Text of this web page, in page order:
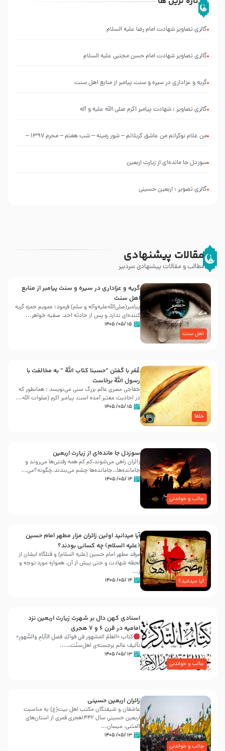
گالری تصاویر شهادت امام رضا علیه السلام
گالری تصاویر شهادت امام حسن مجتبی علیه السلام
گریه و عزاداری در سیره و سنت پیامبر از منابع اهل سنت
گالری تصاویر : شهادت پیامبر اکرم صلی الله علیه و آله
من غلام نوکراتم من عاشق کربلاتم – شور زمینه – شب هفتم – محرم 1397 –
سوزدل جا مانده‌ای از زیارت اربعین
گالری تصویر : اربعین حسینی
مقالات پیشنهادی
مطالب و مقالات پیشنهادی سردبیر
اهل سنت
گریه و عزاداری در سیره و سنت پیامبر از منابع
اهل سنت
پیامبر(صلی‌الله‌علیه‌وآله و سلم) فرمود: عمویم حمزه گریه
کننده‌ای ندارد و پس از حادثه احد، صفیه خواهر...
۱۵ /۰۵/ ۱۴۰۵
خلفا
عُمَر با گفتن “حسبنا كتاب اللّه ” به مخالفت با
رسول اللّه برخاست
خفاجی مصری عالم بزرگ سنی می‌نویسد : همانطور که
در احادیث معتبر آمده است، پیامبر اکرم (صلوات اللّه...
۱۵ /۰۵/ ۱۴۰۵
جالب و خواندنی
سوزدل جا مانده‌ای از زیارت اربعین
زائران راهی می‌شوند،کم‌ کم همه رفتنی‌ها می‌روند و
جامانده‌ها…جامانده‌ها چشم می‌بندند.چگونه؟می‌...
۱۴ /۰۵/ ۱۴۰۵
آیا میدانید؟
آیا میدانید اولین زائران مزار مطهر امام حسین
(علیه السلام) چه کسانی بودند؟
مرقد مطهر امام حسین (علیه السلام) و قتلگاه ایشان از
لحظه شهادت و حتی پیش از آن، همواره مورد توجه و
ز...
۱۴ /۰۵/ ۱۴۰۵
جالب و خواندنی
اسنادی کهن دال بر شهرت زیارت اربعین نزد
امامیه در قرن ۶ و ۷ هجری
کتاب «العَلَمُ المَشهور في فَوائِدِ فَضلِ الأيّامِ وَالشُّهورِ»
تألیف عالم برجسته‌ی اهل‌سنّت…...
۱۳ /۰۵/ ۱۴۰۵
جالب و خواندنی
زائران اربعین حسینی
عاشقان و شیفتگان مکتب اهل بیت(ع) به مناسبت
اربعین حسینی سال ۱۴۴۲هجری قمری از استان‌های
المثنی، میسان...
۱۳ /۰۵/ ۱۴۰۵